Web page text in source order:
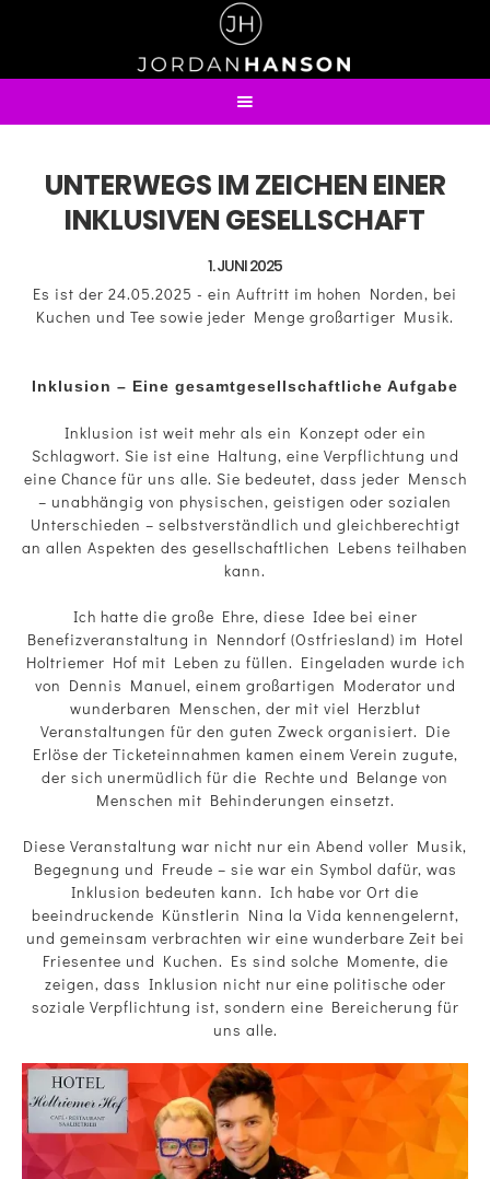
UNTERWEGS IM ZEICHEN EINER
INKLUSIVEN GESELLSCHAFT
1. JUNI 2025
Es ist der 24.05.2025 - ein Auftritt im hohen Norden, bei
Kuchen und Tee sowie jeder Menge großartiger Musik.
Inklusion – Eine gesamtgesellschaftliche Aufgabe
Inklusion ist weit mehr als ein Konzept oder ein
Schlagwort. Sie ist eine Haltung, eine Verpflichtung und
eine Chance für uns alle. Sie bedeutet, dass jeder Mensch
– unabhängig von physischen, geistigen oder sozialen
Unterschieden – selbstverständlich und gleichberechtigt
an allen Aspekten des gesellschaftlichen Lebens teilhaben
kann.
Ich hatte die große Ehre, diese Idee bei einer
Benefizveranstaltung in Nenndorf (Ostfriesland) im Hotel
Holtriemer Hof mit Leben zu füllen. Eingeladen wurde ich
von Dennis Manuel, einem großartigen Moderator und
wunderbaren Menschen, der mit viel Herzblut
Veranstaltungen für den guten Zweck organisiert. Die
Erlöse der Ticketeinnahmen kamen einem Verein zugute,
der sich unermüdlich für die Rechte und Belange von
Menschen mit Behinderungen einsetzt.
Diese Veranstaltung war nicht nur ein Abend voller Musik,
Begegnung und Freude – sie war ein Symbol dafür, was
Inklusion bedeuten kann. Ich habe vor Ort die
beeindruckende Künstlerin Nina la Vida kennengelernt,
und gemeinsam verbrachten wir eine wunderbare Zeit bei
Friesentee und Kuchen. Es sind solche Momente, die
zeigen, dass Inklusion nicht nur eine politische oder
soziale Verpflichtung ist, sondern eine Bereicherung für
uns alle.